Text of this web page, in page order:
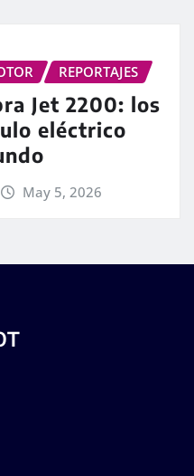
REPORTAJES
Jet 2200: los
eléctrico
May 5, 2026